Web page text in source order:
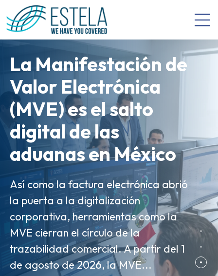
Gobernanza de
Datos e IA: Key
Takeaways del
Revolution Banking
& Retail Forum
Leer artículo
La CNBV regula el
uso de datos
biométricos en el
sector financiero
mexicano
En el ambiente de los negocios y la
transformación digital, la certeza
jurídica y la seguridad en la
identificación de personas son pilares
indispensables para la
automatización de procesos y la...
La Manifestación de
Valor Electrónica
(MVE) es el salto
digital de las
aduanas en México
Así como la factura electrónica abrió
la puerta a la digitalización
corporativa, herramientas como la
MVE cierran el círculo de la
trazabilidad comercial. A partir del 1
de agosto de 2026, la MVE...